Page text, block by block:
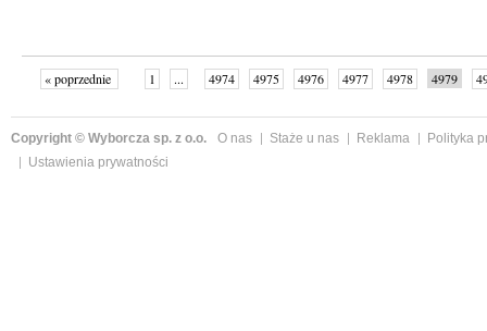
« poprzednie 1 ... 4974 4975 4976 4977 4978 4979
Copyright © Wyborcza sp. z o.o. O nas Staże u nas Reklama
Polityka
Ustawienia prywatności